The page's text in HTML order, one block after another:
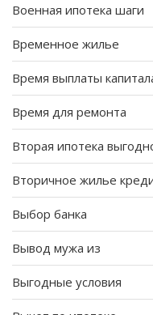
Военная ипотека шаги
Временное жилье
Время выплаты
Время для ремонта
Вторая ипотека
Вторичное жилье
Выбор банка
Вывод мужа из
Выгодные условия